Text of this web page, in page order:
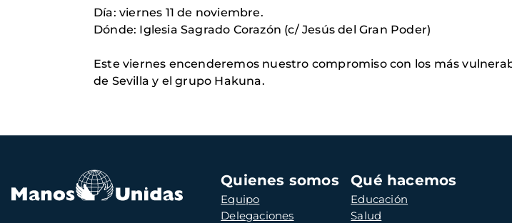
Día: viernes 11 de noviembre.
Dónde: Iglesia Sagrado Corazón (c/ Jesús del Gran Poder)
Este viernes encenderemos nuestro compromiso con los más
de Sevilla y el grupo Hakuna.
Navegación
principal
Quienes somos
Equipo
Delegaciones
Qué hacemos
Educación
Salud